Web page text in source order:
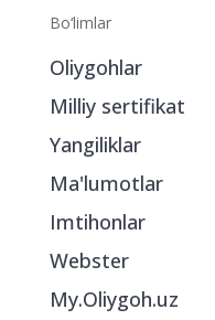
Bo‘limlar
Oliygohlar
Milliy sertifikat
Yangiliklar
Ma'lumotlar
Imtihonlar